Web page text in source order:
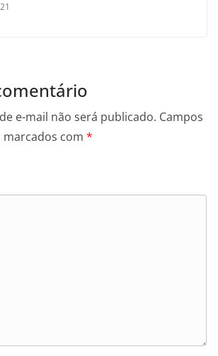
e-mail não será publicado. Campos
com *